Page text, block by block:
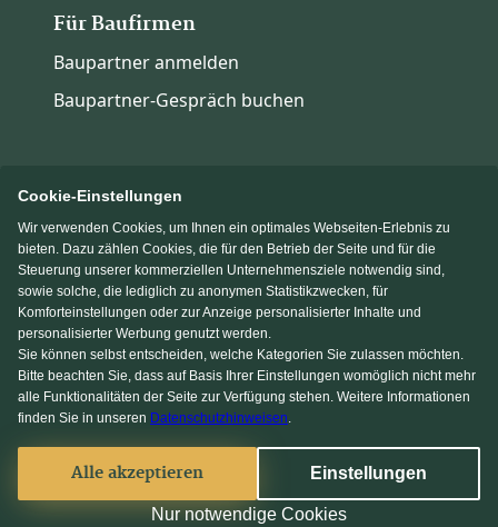
Für Baufirmen
Baupartner anmelden
Baupartner-Gespräch buchen
Immowelt.de Bauen.de
Massivhaus.de Fertighaus.de
Einfamilienhaus.de
© 2013-2026 MS media systems GmbH
Facebook
Cookie-Einstellungen
Wir verwenden Cookies, um Ihnen ein optimales Webseiten-Erlebnis zu
bieten. Dazu zählen Cookies, die für den Betrieb der Seite und für die
Steuerung unserer kommerziellen Unternehmensziele notwendig sind,
sowie solche, die lediglich zu anonymen Statistikzwecken, für
Komforteinstellungen oder zur Anzeige personalisierter Inhalte und
personalisierter Werbung genutzt werden.
Sie können selbst entscheiden, welche Kategorien Sie zulassen möchten.
Bitte beachten Sie, dass auf Basis Ihrer Einstellungen womöglich nicht mehr
alle Funktionalitäten der Seite zur Verfügung stehen. Weitere Informationen
finden Sie in unseren Datenschutzhinweisen.
Alle akzeptieren Einstellungen
Nur notwendige Cookies